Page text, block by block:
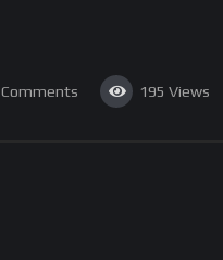
Comments 195 Views